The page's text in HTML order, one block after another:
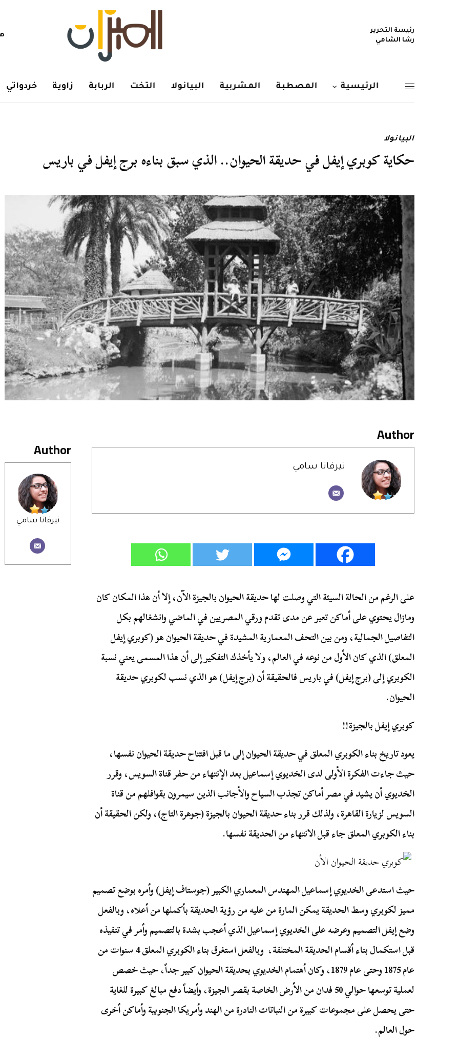
رئيسة التحرير
رشا الشامي
الرئيسية المصطبة المشربية البيانولا التخت الربابة زاوية خردواتي
البيانولا
حكاية كوبري إيفل في حديقة الحيوان.. الذي سبق بناءه برج إيفل في باريس
Author
نيرفانا سامي
Author
نيرفانا سامي
على الرغم من الحالة السيئة التي وصلت لها حديقة الحيوان بالجيزة الآن، إلا أن هذا المكان كان
ومازال يحتوي على أماكن تعبر عن مدى تقدم ورقي المصريين في الماضي وانشغالهم بكل
التفاصيل الجمالية، ومن بين التحف المعمارية المشيدة في حديقة الحيوان هو (كوبري إيفل
المعلق) الذي كان الأول من نوعه في العالم، ولا يأخذك التفكير إلى أن هذا المسمى يعني نسبة
الكوبري إلى (برج إيفل) في باريس فالحقيقة أن (برج إيفل) هو الذي نسب لكوبري حديقة
الحيوان.
كوبري إيفل بالجيزة!!
يعود تاريخ بناء الكوبري المعلق في حديقة الحيوان إلى ما قبل افتتاح حديقة الحيوان نفسها،
حيث جاءت الفكرة الأولى لدى الخديوي إسماعيل بعد الإنتهاء من حفر قناة السويس، وقرر
الخديوي أن يشيد في مصر أماكن تجذب السياح والأجانب الذين سيمرون بقوافلهم من قناة
السويس لزيارة القاهرة، ولذلك قرر بناء حديقة الحيوان بالجيزة (جوهرة التاج)، ولكن الحقيقة أن
بناء الكوبري المعلق جاء قبل الانتهاء من الحديقة نفسها.
حيث استدعى الخديوي إسماعيل المهندس المعماري الكبير (جوستاف إيفل) وأمره بوضع تصميم
مميز لكوبري وسط الحديقة يمكن المارة من عليه من رؤية الحديقة بأكملها من أعلاه، وبالفعل
وضع إيفل التصميم وعرضه على الخديوي إسماعيل الذي أعجب بشدة بالتصميم وأمر في تنفيذه
قبل استكمال بناء أقسام الحديقة المختلفة، وبالفعل استغرق بناء الكوبري المعلق 4 سنوات من
عام 1875 وحتى عام 1879، وكان أهتمام الخديوي بحديقة الحيوان كبير جداً، حيث خصص
لعملية توسعها حوالي 50 فدان من الأرض الخاصة بقصر الجيزة، وأيضاً دفع مبالغ كبيرة للغاية
حتى يحصل على مجموعات كبيرة من النباتات النادرة من الهند وأمريكا الجنوبية وأماكن أخرى
حول العالم.